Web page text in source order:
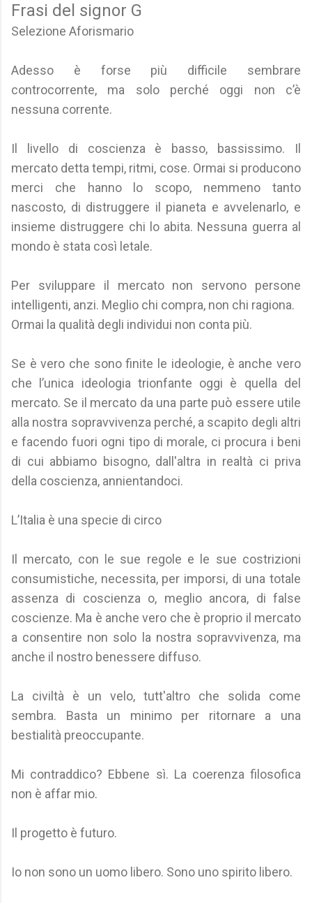
Frasi del signor G
Selezione Aforismario
Adesso è forse più difficile sembrare
controcorrente, ma solo perché oggi non c’è
nessuna corrente.
Il livello di coscienza è basso, bassissimo. Il
mercato detta tempi, ritmi, cose. Ormai si producono
merci che hanno lo scopo, nemmeno tanto
nascosto, di distruggere il pianeta e avvelenarlo, e
insieme distruggere chi lo abita. Nessuna guerra al
mondo è stata così letale.
Per sviluppare il mercato non servono persone
intelligenti, anzi. Meglio chi compra, non chi ragiona.
Ormai la qualità degli individui non conta più.
Se è vero che sono finite le ideologie, è anche vero
che l’unica ideologia trionfante oggi è quella del
mercato. Se il mercato da una parte può essere utile
alla nostra sopravvivenza perché, a scapito degli altri
e facendo fuori ogni tipo di morale, ci procura i beni
di cui abbiamo bisogno, dall'altra in realtà ci priva
della coscienza, annientandoci.
L’Italia è una specie di circo
Il mercato, con le sue regole e le sue costrizioni
consumistiche, necessita, per imporsi, di una totale
assenza di coscienza o, meglio ancora, di false
coscienze. Ma è anche vero che è proprio il mercato
a consentire non solo la nostra sopravvivenza, ma
anche il nostro benessere diffuso.
La civiltà è un velo, tutt'altro che solida come
sembra. Basta un minimo per ritornare a una
bestialità preoccupante.
Mi contraddico? Ebbene sì. La coerenza filosofica
non è affar mio.
Il progetto è futuro.
Io non sono un uomo libero. Sono uno spirito libero.